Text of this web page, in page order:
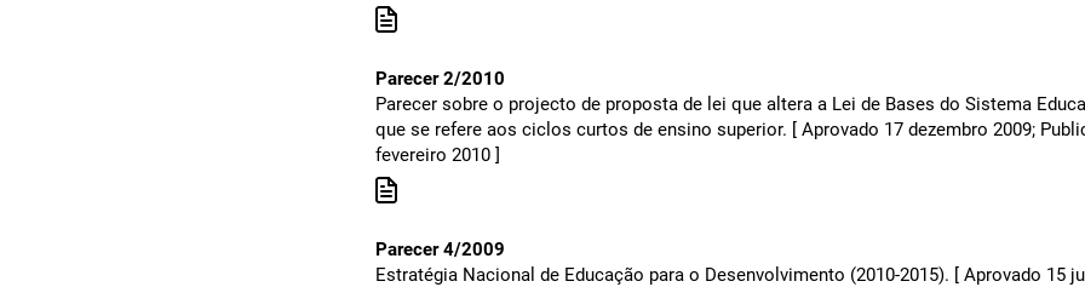
Parecer 2/2010
Parecer sobre o projecto de proposta de lei que altera a Lei de Bases do Sistema
que se refere aos ciclos curtos de ensino superior. [ Aprovado 17 dezembro 2009;
fevereiro 2010 ]
Parecer 4/2009
Estratégia Nacional de Educação para o Desenvolvimento (2010-2015). [ Aprovado 15